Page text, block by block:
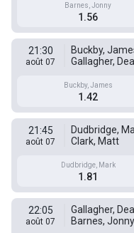
Barnes, Jonny
1.56
21:30
août 07
Buckby,
Gallagher,
Buckby, James
1.42
21:45
août 07
Dudbridge,
Clark, Matt
Dudbridge, Mark
1.81
22:05
août 07
Gallagher,
Barnes, Jonny